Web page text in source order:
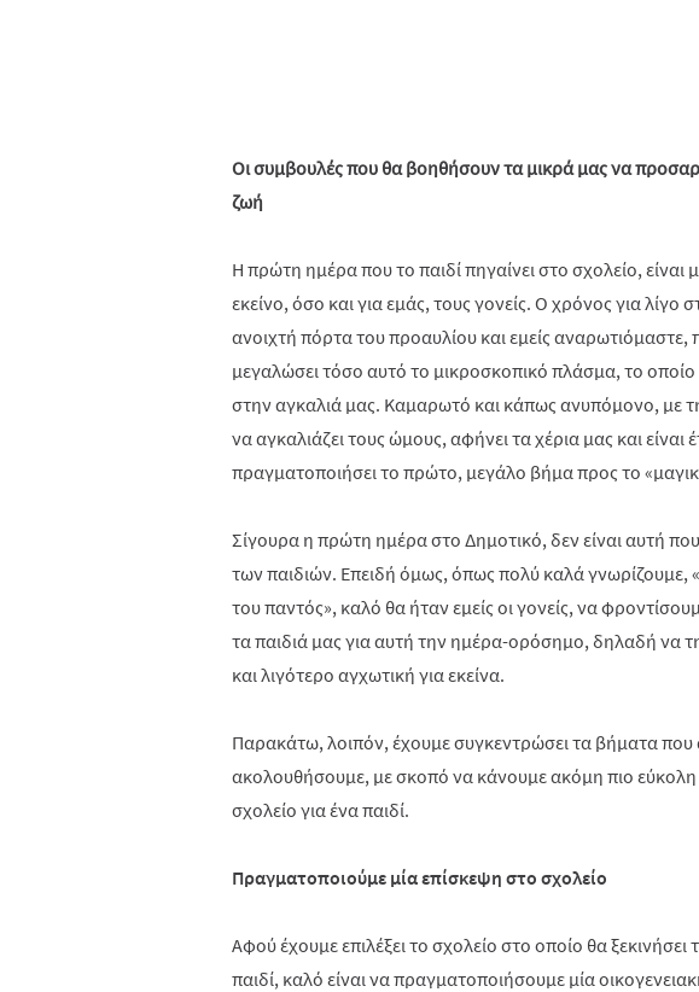
Οι συμβουλές που θα βοηθήσουν τα μικρά μας να
ζωή
Η πρώτη ημέρα που το παιδί πηγαίνει στο σχολείο, είναι
εκείνο, όσο και για εμάς, τους γονείς. Ο χρόνος για λίγο
ανοιχτή πόρτα του προαυλίου και εμείς
μεγαλώσει τόσο αυτό το μικροσκοπικό πλάσμα, το
στην αγκαλιά μας. Καμαρωτό και κάπως ανυπόμονο, με
να αγκαλιάζει τους ώμους, αφήνει τα χέρια μας και είναι
πραγματοποιήσει το πρώτο, μεγάλο βήμα προς το
Σίγουρα η πρώτη ημέρα στο Δημοτικό, δεν είναι αυτή
των παιδιών. Επειδή όμως, όπως πολύ καλά γνωρίζουμε,
του παντός», καλό θα ήταν εμείς οι γονείς, να
τα παιδιά μας για αυτή την ημέρα-ορόσημο, δηλαδή να
και λιγότερο αγχωτική για εκείνα.
Παρακάτω, λοιπόν, έχουμε συγκεντρώσει τα βήματα που
ακολουθήσουμε, με σκοπό να κάνουμε ακόμη πιο
σχολείο για ένα παιδί.
Πραγματοποιούμε μία επίσκεψη στο σχολείο
Αφού έχουμε επιλέξει το σχολείο στο οποίο θα ξεκινήσει
παιδί, καλό είναι να πραγματοποιήσουμε μία